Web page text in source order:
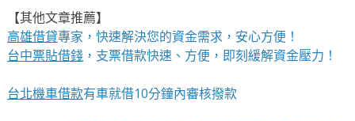
【其他文章推薦】
高雄借貸專家，快速解決您的資金需求，安心方便！
台中票貼借錢，支票借款快速、方便，即刻緩解資金壓力！
台北機車借款有車就借10分鐘內審核撥款